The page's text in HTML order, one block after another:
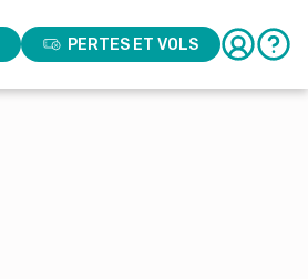
PERTES ET VOLS